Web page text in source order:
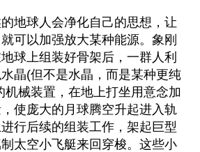
地球人会净化自己的思想，让
可以加强放大某种能源。象刚
球上组装好骨架后，一群人利
晶(但不是水晶，而是某种更纯
机械装置，在地上打坐用意念加
使庞大的月球腾空升起进入轨
行后续的组装工作，架起巨型
太空小飞艇来回穿梭。这些小